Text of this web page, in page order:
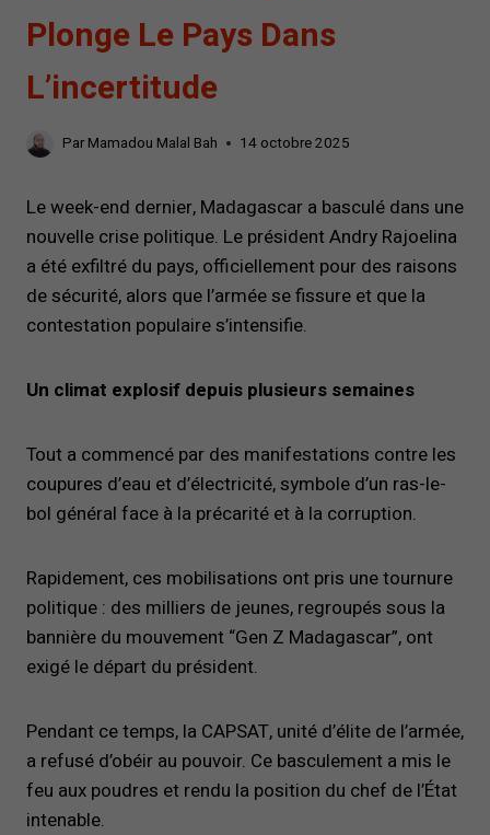
Plonge Le Pays Dans
L’incertitude
Par Mamadou Malal Bah 14 octobre 2025
Le week-end dernier, Madagascar a basculé dans une
nouvelle crise politique. Le président Andry Rajoelina
a été exfiltré du pays, officiellement pour des raisons
de sécurité, alors que l’armée se fissure et que la
contestation populaire s’intensifie.
Un climat explosif depuis plusieurs semaines
Tout a commencé par des manifestations contre les
coupures d’eau et d’électricité, symbole d’un ras-le-
bol général face à la précarité et à la corruption.
Rapidement, ces mobilisations ont pris une tournure
politique : des milliers de jeunes, regroupés sous la
bannière du mouvement “Gen Z Madagascar”, ont
exigé le départ du président.
Pendant ce temps, la CAPSAT, unité d’élite de l’armée,
a refusé d’obéir au pouvoir. Ce basculement a mis le
feu aux poudres et rendu la position du chef de l’État
intenable.